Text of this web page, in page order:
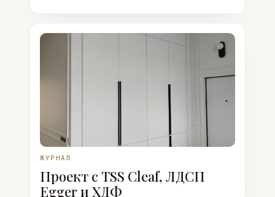
ЖУРНАЛ
Проект с TSS Cleaf, ЛДСП
Egger и ХДФ